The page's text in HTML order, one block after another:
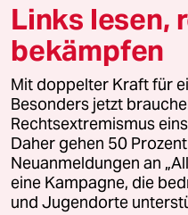
Niedrigwasser
Rente
Landtagswahl in
Hybrider Krieg
Jemen
Links lesen,
bekämpfen
Mit doppelter Kraft für
Besonders jetzt
Rechtsextremismus
Daher gehen 50
Neuanmeldungen an
eine Kampagne, die
und Jugendorte